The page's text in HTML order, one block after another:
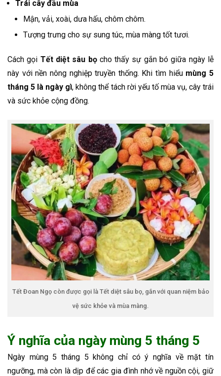
Trái cây đầu mùa
Mận, vải, xoài, dưa hấu, chôm chôm.
Tượng trưng cho sự sung túc, mùa màng tốt tươi.
Cách gọi Tết diệt sâu bọcho thấy sự gắn bó giữa ngày lễ
này với nền nông nghiệp truyền thống. Khi tìm hiểu mùng 5
tháng 5 là ngày gì, không thể tách rời yếu tố mùa vụ, cây trái
và sức khỏe cộng đồng.
Tết Đoan Ngọ còn được gọi là Tết diệt sâu bọ, gắn với quan niệm bảo
vệ sức khỏe và mùa màng.
Ý nghĩa của ngày mùng 5 tháng 5
Ngày mùng 5 tháng 5 không chỉ có ý nghĩa về mặt tín
ngưỡng, mà còn là dịp để các gia đình nhớ về nguồn cội, giữ